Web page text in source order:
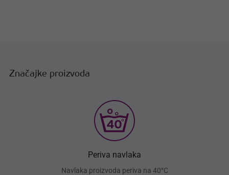
Značajke proizvoda
Periva navlaka
Navlaka proizvoda periva na 40°C